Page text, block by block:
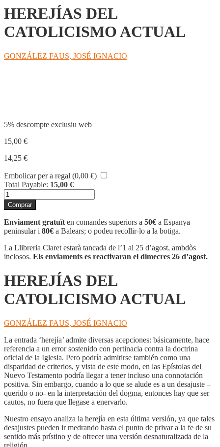
HEREJÍAS DEL
CATOLICISMO ACTUAL
GONZÁLEZ FAUS, JOSÉ IGNACIO
5% descompte exclusiu web
15,00 €
14,25 €
Embolicar per a regal (0,00 €)
Total Payable: 15,00 €
quantitat
de
HEREJÍAS
DEL
CATOLICISMO
ACTUAL
Comprar
Enviament gratuït en comandes superiors a 50€ a Espanya
peninsular i 80€ a Balears; o podeu recollir-lo a la botiga.
La Llibreria Claret estarà tancada de l’1 al 25 d’agost, ambdòs
inclosos. Els enviaments es reactivaran el dimecres 26 d’agost.
HEREJÍAS DEL
CATOLICISMO ACTUAL
GONZÁLEZ FAUS, JOSÉ IGNACIO
La entrada ‘herejía’ admite diversas acepciones: básicamente, hace
referencia a un error sostenido con pertinacia contra la doctrina
oficial de la Iglesia. Pero podría admitirse también como una
disparidad de criterios, y vista de este modo, en las Epístolas del
Nuevo Testamento podría llegar a tener incluso una connotación
positiva. Sin embargo, cuando a lo que se alude es a un desajuste –
querido o no- en la interpretación del dogma, entonces hay que ser
cautos, no fuera que llegase a enervarlo.
Nuestro ensayo analiza la herejía en esta última versión, ya que tales
desajustes pueden ir medrando hasta el punto de privar a la fe de su
sentido más prístino y de ofrecer una versión desnaturalizada de la
religión.